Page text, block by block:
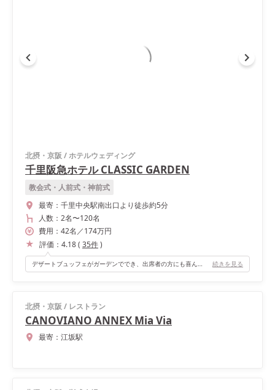
北摂・京阪 /ホテルウェディング
千里阪急ホテル CLASSIC GARDEN
教会式・人前式・神前式
最寄： 千里中央駅南出口より徒歩約5分
人数： 2名〜120名
費用： 42名 ／174万円
評価： 4.18( 35件)
デザートブュッフェがガーデンででき、出席者の方にも喜んでもらえました。 続きを見る
北摂・京阪 / レストラン
CANOVIANO ANNEX Mia Via
最寄： 江坂駅